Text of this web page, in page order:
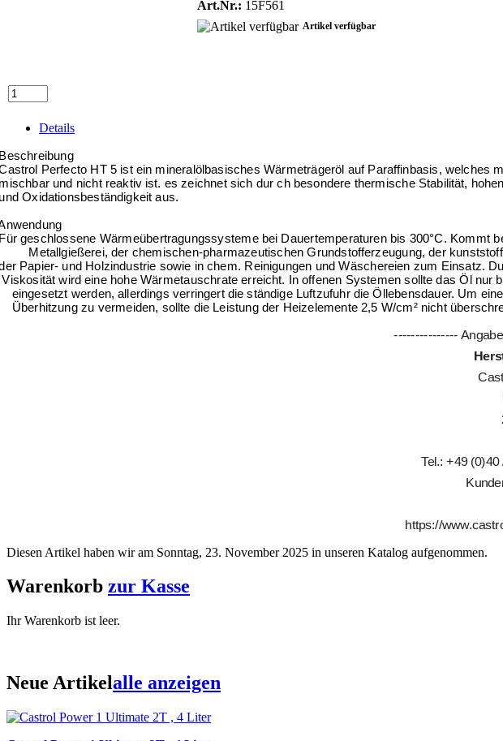
Art.Nr.: 15F561
Artikel verfügbar
Details
Perfecto HT 5 ist ein mineralölbasisches Wärmeträgeröl auf Paraffinbasis, welches
und nicht reaktiv ist. es zeichnet sich dur ch besondere thermische Stabilität,
Oxidationsbeständigkeit aus.
geschlossene Wärmeübertragungssysteme bei Dauertemperaturen bis 300°C. Kommt
der chemischen-pharmazeutischen Grundstofferzeugung, der
Papier- und Holzindustrie sowie in chem. Reinigungen und Wäschereien zum Einsatz.
wird eine hohe Wärmetauschrate erreicht. In offenen Systemen sollte das Öl nur
werden, allerdings verringert die ständige Luftzufuhr die Öllebensdauer. Um
zu vermeiden, sollte die Leistung der Heizelemente 2,5 W/cm² nicht
---------------
Tel.: +49
https://
Diesen Artikel haben wir am Sonntag, 23. November 2025 in unseren Katalog aufgenommen.
Warenkorb zur Kasse
Ihr Warenkorb ist leer.
Neue Artikelalle anzeigen